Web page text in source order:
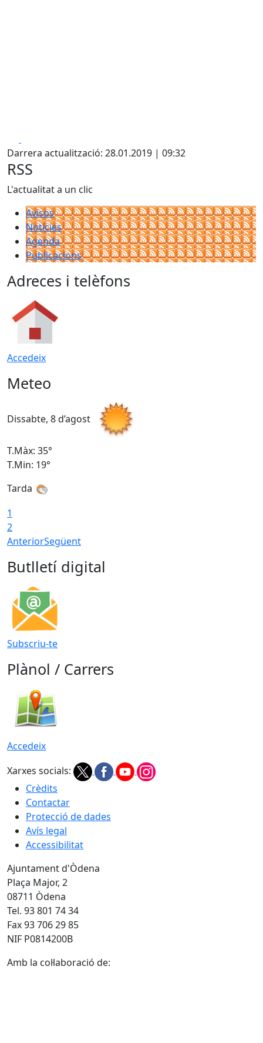
Darrera actualització: 28.01.2019 | 09:32
RSS
L'actualitat a un clic
Avisos
Notícies
Agenda
Publicacions
Adreces i telèfons
Accedeix
Meteo
Dissabte, 8 d’agost
T.Màx: 35°
T.Min: 19°
Tarda
1
2
AnteriorSegüent
Butlletí digital
Subscriu-te
Plànol / Carrers
Accedeix
Xarxes socials:
Crèdits
Contactar
Protecció de dades
Avís legal
Accessibilitat
Ajuntament d'Òdena
Plaça Major, 2
08711 Òdena
Tel. 93 801 74 34
Fax 93 706 29 85
NIF P0814200B
Amb la col·laboració de: